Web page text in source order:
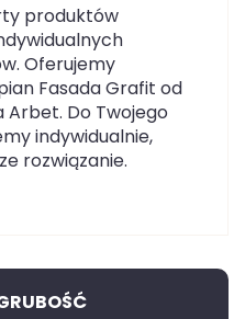
produktów
Oferujemy
Fasada Grafit od
Do Twojego
indywidualnie,
rozwiązanie.